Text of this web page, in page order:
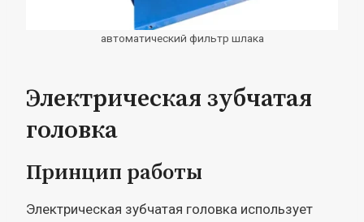
автоматический фильтр шлака
Электрическая зубчатая
головка
Принцип работы
Электрическая зубчатая головка использует